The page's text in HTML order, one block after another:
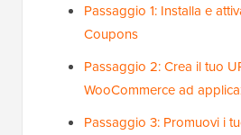
Passaggio 1: Installa e
Coupons
Passaggio 2: Crea il tuo
WooCommerce ad
Passaggio 3: Promuovi i